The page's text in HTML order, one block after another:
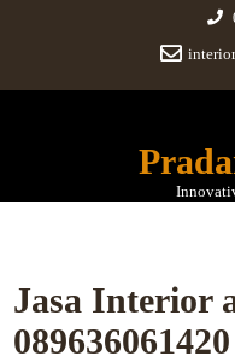
Jasa Interior
089636061420